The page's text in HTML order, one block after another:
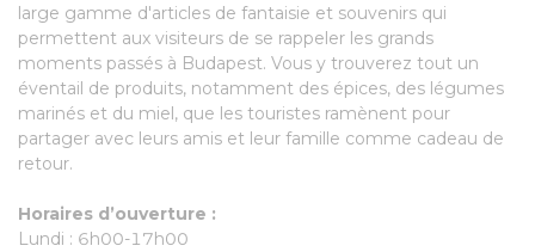
large gamme d'articles de fantaisie et souvenirs qui
permettent aux visiteurs de se rappeler les grands
moments passés à Budapest. Vous y trouverez tout un
éventail de produits, notamment des épices, des légumes
marinés et du miel, que les touristes ramènent pour
partager avec leurs amis et leur famille comme cadeau de
retour.
Horaires d’ouverture :
Lundi : 6h00-17h00